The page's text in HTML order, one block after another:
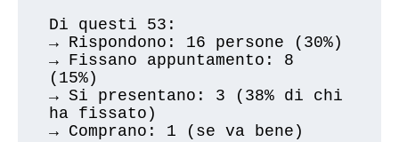
Di questi 53:
→ Rispondono: 16 persone (30%)
→ Fissano appuntamento: 8
(15%)
→ Si presentano: 3 (38% di chi
ha fissato)
→ Comprano: 1 (se va bene)